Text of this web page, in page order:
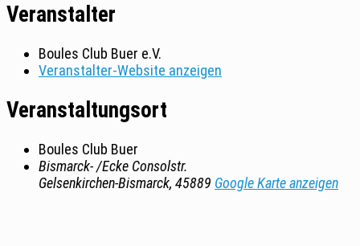
Veranstalter
Boules Club Buer e.V.
Veranstalter-Website anzeigen
Veranstaltungsort
Boules Club Buer
Bismarck- /Ecke Consolstr.
Gelsenkirchen-Bismarck, 45889 Google Karte anzeigen